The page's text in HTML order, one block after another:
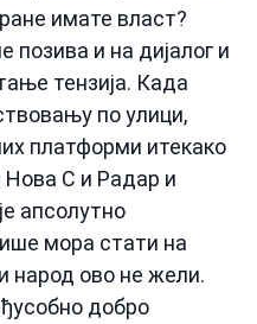
имате власт?
и на дијалог и
тензија. Када
по улици,
платформи итекако
Нова С и Радар и
апсолутно
мора стати на
народ ово не жели.
добро